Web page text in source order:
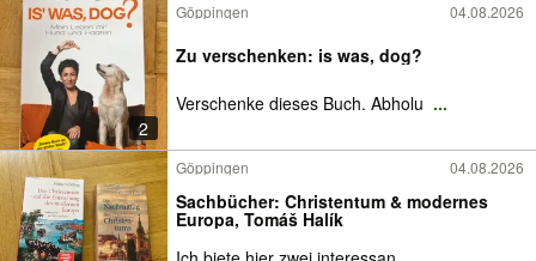
2
Göppingen 04.08.2026
Zu verschenken: is was, dog?
Verschenke dieses Buch. Abholu ...
Göppingen 04.08.2026
Sachbücher: Christentum & modernes
Europa, Tomáš Halík